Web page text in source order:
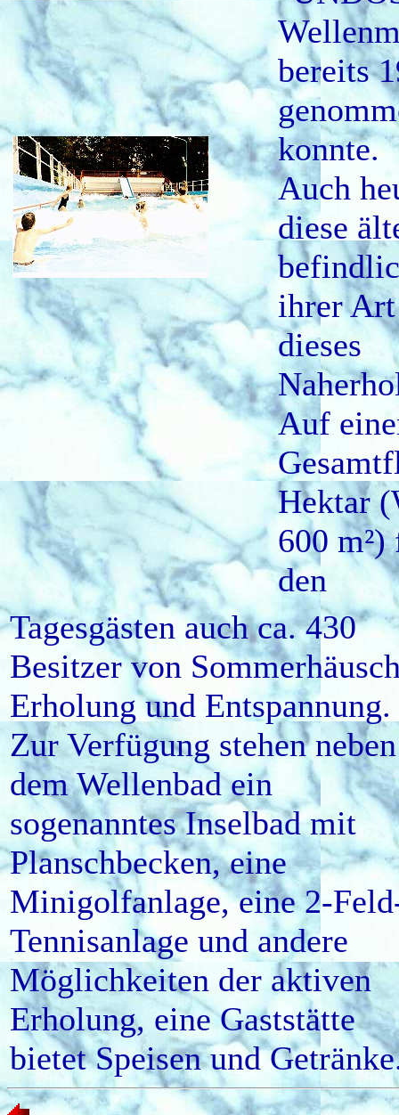
bereits
konnte.
Auch
diese
ihrer
dieses
Auf
Hektar
600 m²)
den
Tagesgästen auch ca. 430
Besitzer von
Erholung und Entspannung.
Zur Verfügung stehen neben
dem Wellenbad ein
sogenanntes Inselbad mit
Planschbecken, eine
Minigolfanlage, eine 2-
Tennisanlage und andere
Möglichkeiten der aktiven
Erholung, eine Gaststätte
bietet Speisen und